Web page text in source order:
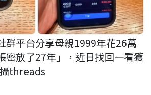
群平台分享母親1999年花26萬
密放了27年」，近日找回一看獲
threads